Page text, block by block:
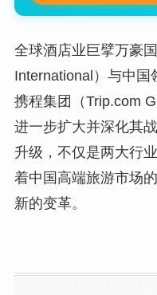
全球酒店业巨擘万豪
International）与中国
携程集团（Trip.com
进一步扩大并深化其
升级，不仅是两大行
着中国高端旅游市场
新的变革。